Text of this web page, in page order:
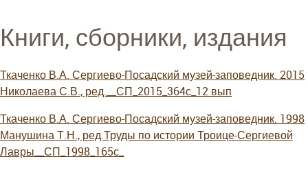
Книги, сборники, издания
Ткаченко В.А. Сергиево-Посадский музей-заповедник. 2015
Николаева С.В., ред.__СП_2015_364с_12 вып
Ткаченко В.А. Сергиево-Посадский музей-заповедник. 1998
Манушина Т.Н., ред.Труды по истории Троице-Сергиевой
Лавры__СП_1998_165с_